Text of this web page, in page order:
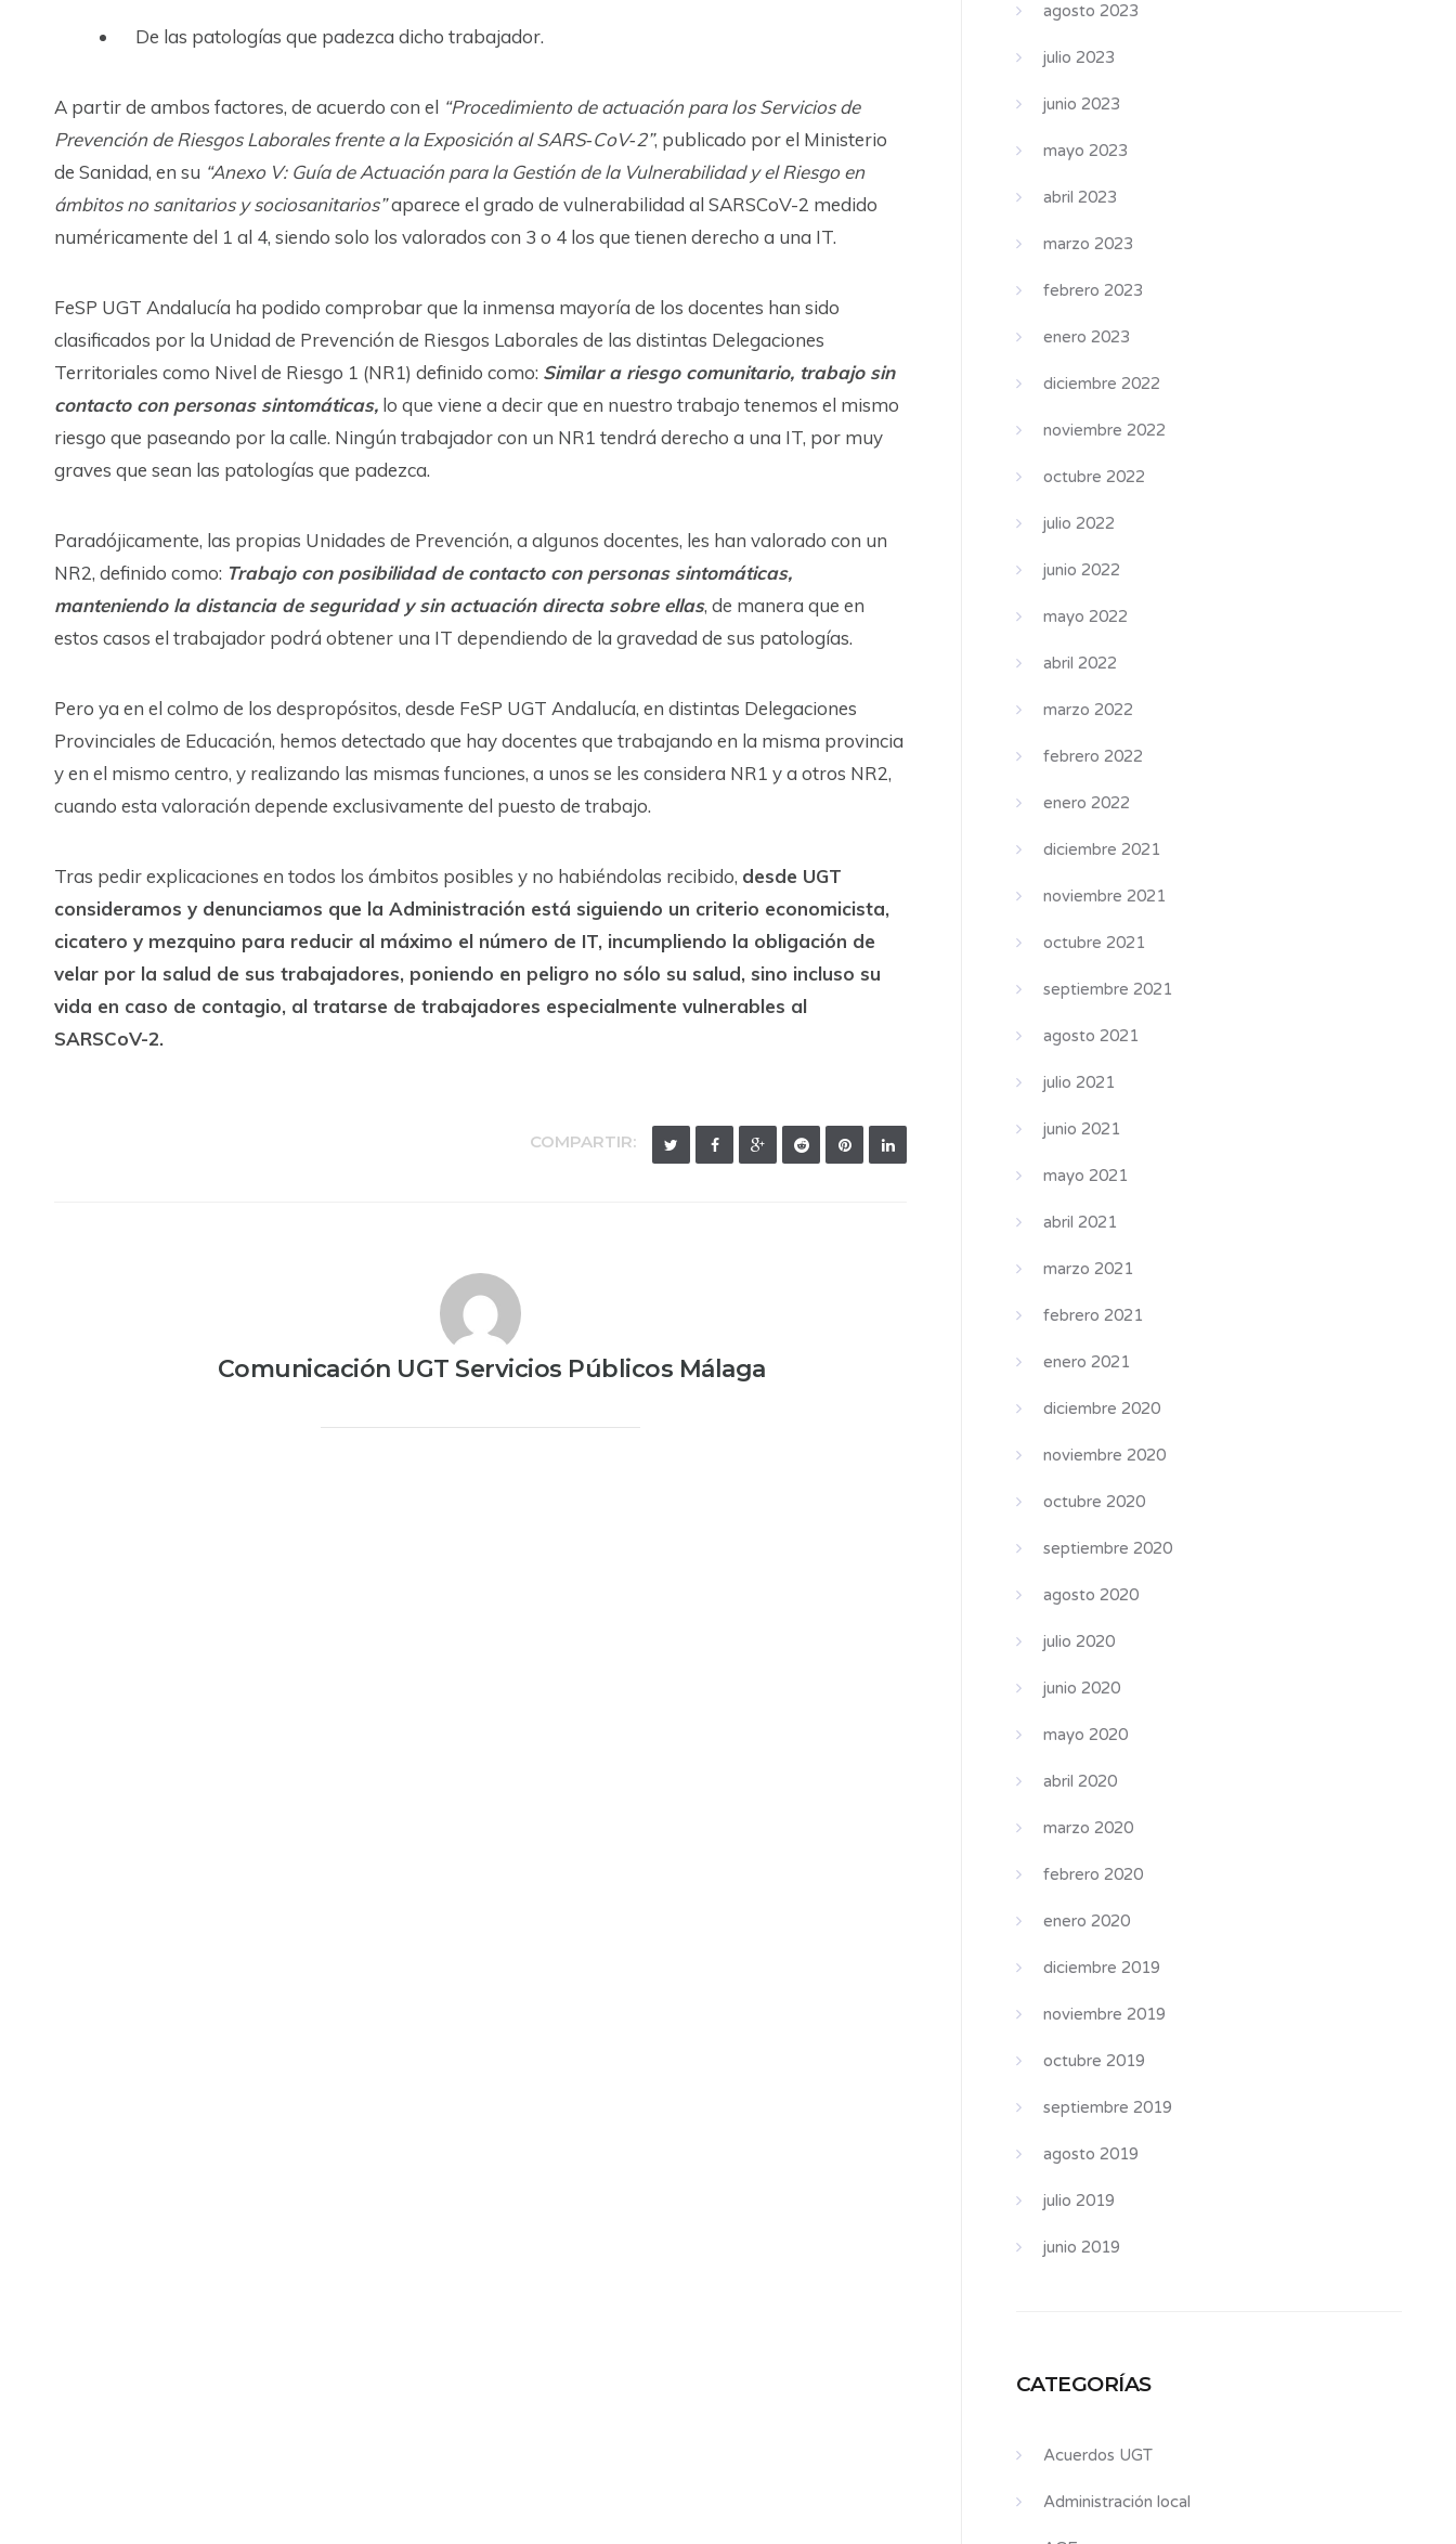
De las patologías que padezca dicho trabajador.
A partir de ambos factores, de acuerdo con el “Procedimiento de actuación para los Servicios de
Prevención de Riesgos Laborales frente a la Exposición al SARS‐CoV‐2”, publicado por el Ministerio
de Sanidad, en su “Anexo V: Guía de Actuación para la Gestión de la Vulnerabilidad y el Riesgo en
ámbitos no sanitarios y sociosanitarios”aparece el grado de vulnerabilidad al SARSCoV-2 medido
numéricamente del 1 al 4, siendo solo los valorados con 3 o 4 los que tienen derecho a una IT.
FeSP UGT Andalucía ha podido comprobar que la inmensa mayoría de los docentes han sido
clasificados por la Unidad de Prevención de Riesgos Laborales de las distintas Delegaciones
Territoriales como Nivel de Riesgo 1 (NR1) definido como: Similar a riesgo comunitario, trabajo sin
contacto con personas sintomáticas, lo que viene a decir que en nuestro trabajo tenemos el mismo
riesgo que paseando por la calle. Ningún trabajador con un NR1 tendrá derecho a una IT, por muy
graves que sean las patologías que padezca.
Paradójicamente, las propias Unidades de Prevención, a algunos docentes, les han valorado con un
NR2, definido como: Trabajo con posibilidad de contacto con personas sintomáticas,
manteniendo la distancia de seguridad y sin actuación directa sobre ellas, de manera que en
estos casos el trabajador podrá obtener una IT dependiendo de la gravedad de sus patologías.
Pero ya en el colmo de los despropósitos, desde FeSP UGT Andalucía, en distintas Delegaciones
Provinciales de Educación, hemos detectado que hay docentes que trabajando en la misma provincia
y en el mismo centro, y realizando las mismas funciones, a unos se les considera NR1 y a otros NR2,
cuando esta valoración depende exclusivamente del puesto de trabajo.
Tras pedir explicaciones en todos los ámbitos posibles y no habiéndolas recibido, desde UGT
consideramos y denunciamos que la Administración está siguiendo un criterio economicista,
cicatero y mezquino para reducir al máximo el número de IT, incumpliendo la obligación de
velar por la salud de sus trabajadores, poniendo en peligro no sólo su salud, sino incluso su
vida en caso de contagio, al tratarse de trabajadores especialmente vulnerables al
SARSCoV-2.
COMPARTIR:
Comunicación UGT Servicios Públicos Málaga
agosto 2023
julio 2023
junio 2023
mayo 2023
abril 2023
marzo 2023
febrero 2023
enero 2023
diciembre 2022
noviembre 2022
octubre 2022
julio 2022
junio 2022
mayo 2022
abril 2022
marzo 2022
febrero 2022
enero 2022
diciembre 2021
noviembre 2021
octubre 2021
septiembre 2021
agosto 2021
julio 2021
junio 2021
mayo 2021
abril 2021
marzo 2021
febrero 2021
enero 2021
diciembre 2020
noviembre 2020
octubre 2020
septiembre 2020
agosto 2020
julio 2020
junio 2020
mayo 2020
abril 2020
marzo 2020
febrero 2020
enero 2020
diciembre 2019
noviembre 2019
octubre 2019
septiembre 2019
agosto 2019
julio 2019
junio 2019
CATEGORÍAS
Acuerdos UGT
Administración local